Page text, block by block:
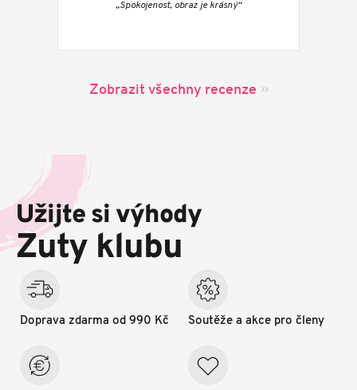
„Spokojenost, obraz je krásný“
Zobrazit všechny recenze
a
í
Užijte si výhody
Zuty klubu
Doprava zdarma od 990 Kč Soutěže a akce pro členy